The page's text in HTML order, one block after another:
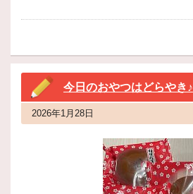
今日のおやつはどらやき♪
2026年1月28日